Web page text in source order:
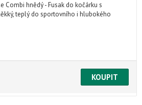
Combi hnědý - Fusak do kočárku s
teplý do sportovního i hlubokého